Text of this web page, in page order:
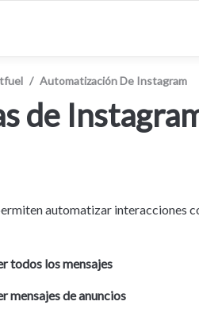
/ Automatización De Instagram
de
automatizar interacciones
todos los mensajes
mensajes de anuncios